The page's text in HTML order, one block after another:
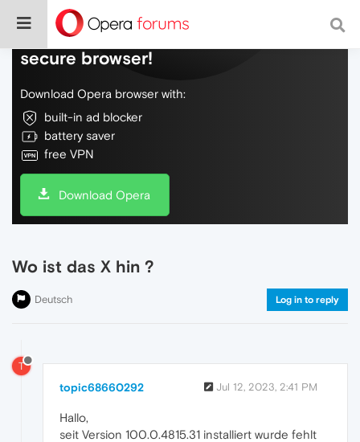
Do more on the web, with a fast and
secure browser!
Download Opera browser with:
built-in ad blocker
battery saver
free VPN
Download Opera
Wo ist das X hin ?
Deutsch Log in to reply
T
topic68660292 Jul 12, 2023, 2:41 PM
Hallo,
seit Version 100.0.4815.31 installiert wurde fehlt